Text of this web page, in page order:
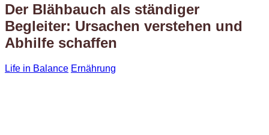
Der Blähbauch als ständiger
Begleiter: Ursachen verstehen und
Abhilfe schaffen
Life in Balance Ernährung